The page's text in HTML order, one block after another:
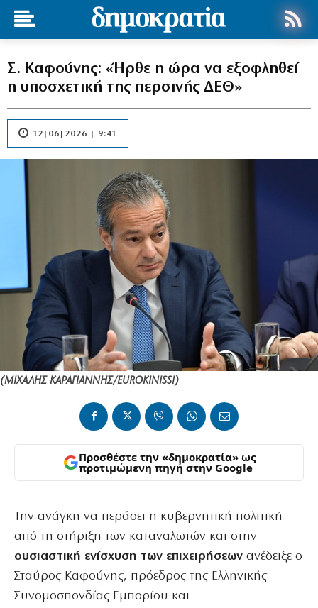
Σ. Καφούνης: «Ήρθε η ώρα να εξοφληθεί
η υποσχετική της περσινής ΔΕΘ»
12|06|2026 | 9:41
(ΜΙΧΑΛΗΣ ΚΑΡΑΓΙΑΝΝΗΣ/EUROKINISSI)
Προσθέστε την «δημοκρατία» ως
προτιμώμενη πηγή στην Google
Την ανάγκη να περάσει η κυβερνητική πολιτική
από τη στήριξη των καταναλωτών και στην
ουσιαστική ενίσχυση των επιχειρήσεων ανέδειξε ο
Σταύρος Καφούνης, πρόεδρος της Ελληνικής
Συνομοσπονδίας Εμπορίου και